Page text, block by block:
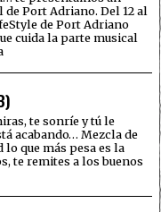
Port Adriano. Del 12 al
de Port Adriano
cuida la parte musical
te sonríe y tú le
acabando… Mezcla de
que más pesa es la
te remites a los buenos